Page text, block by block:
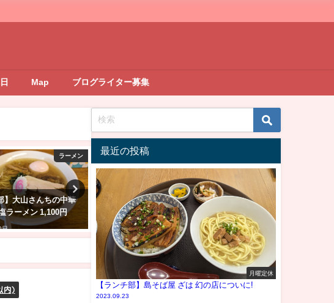
Map ブログライター募集
ラーメン
】大山さんちの中華
ラーメン 1,100円
日
【ランチ部】GET54 坦TAN鶏そ
ば 1,200円
2022年12月5日
【ランチ部】喫茶ダイヤ
メン 750円
2023年1月15日
内)
最近の投稿
月曜定休
【ランチ部】島そば屋 ざは 幻の店についに!
2023.09.23